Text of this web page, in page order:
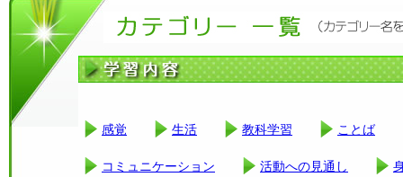
感覚 生活 教科学習 ことば
コミュニケーション 活動への見通し